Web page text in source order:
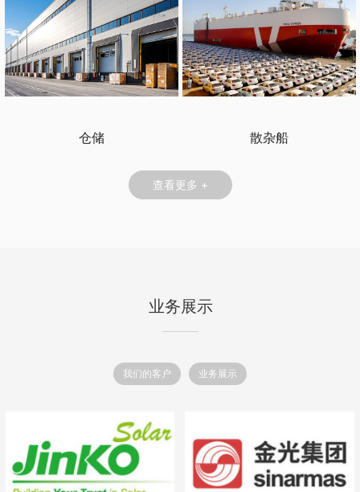
仓储 散杂船
查看更多 +
业务展示
我们的客户 业务展示